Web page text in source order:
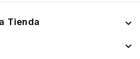
Tienda 
